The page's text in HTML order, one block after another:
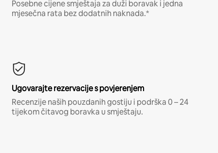
Posebne cijene smještaja za duži boravak i jedna
mjesečna rata bez dodatnih naknada.*
Ugovarajte rezervacije s povjerenjem
Recenzije naših pouzdanih gostiju i podrška 0 – 24
tijekom čitavog boravka u smještaju.